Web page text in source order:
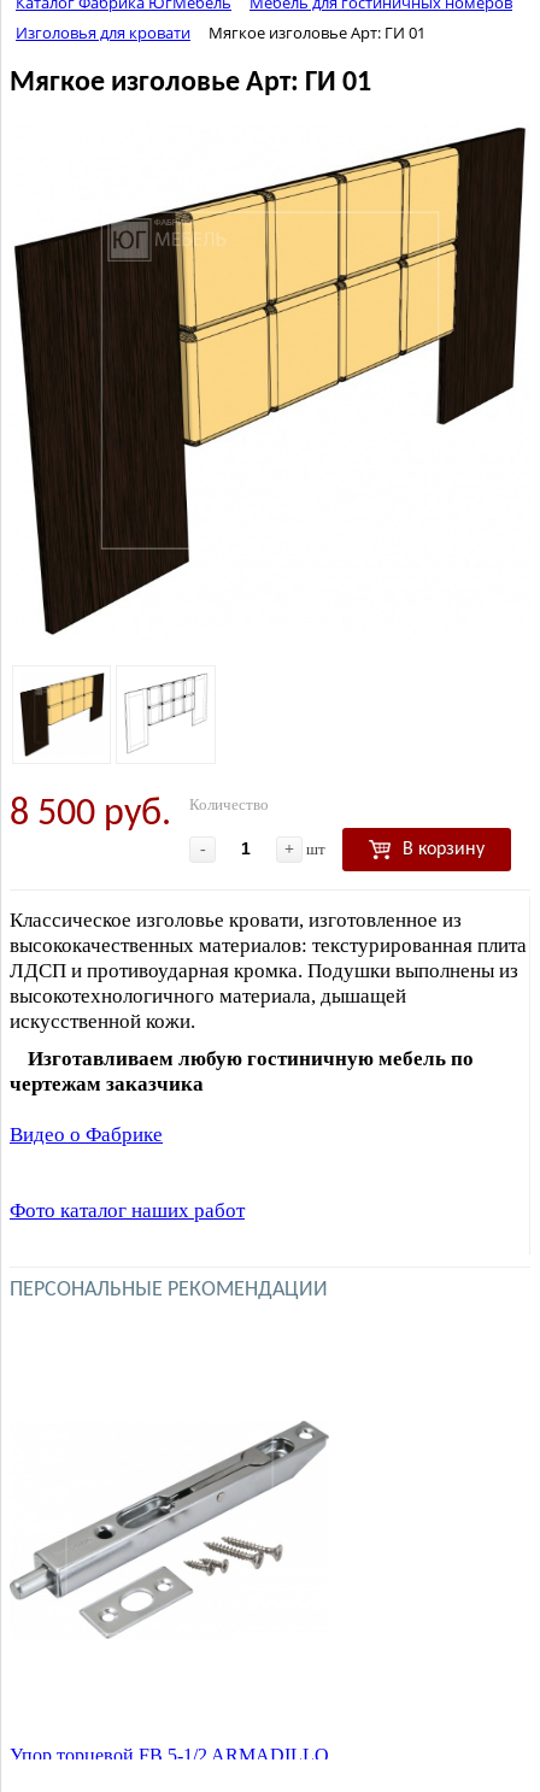
Изголовья для кровати
Мягкое изголовье Арт: ГИ 01
Мягкое изголовье Арт: ГИ 01
8 500 руб. Количество
- + шт В корзину
Классическое изголовье кровати, изготовленное из
высококачественных материалов: текстурированная плита
ЛДСП и противоударная кромка. Подушки выполнены из
высокотехнологичного материала, дышащей
искусственной кожи.
Изготавливаем любую гостиничную мебель по
чертежам заказчика
Видео о Фабрике
Фото каталог наших работ
ПЕРСОНАЛЬНЫЕ РЕКОМЕНДАЦИИ
Упор торцевой FB 5-1/2 ARMADILLO